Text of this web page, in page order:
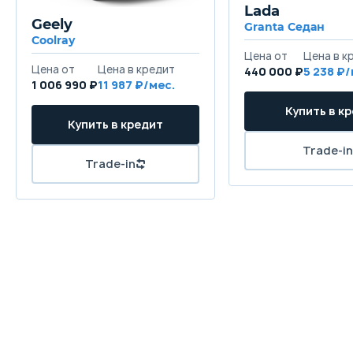
Geely
Coolray
1 006 990 ₽11 987
Lada
Granta Седан
440 000 ₽5 238